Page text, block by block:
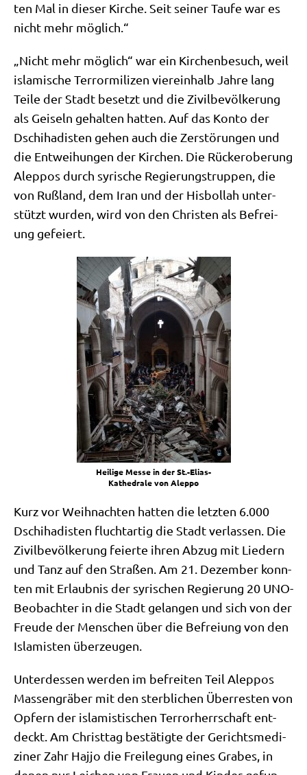
ten Mal in die­ser Kir­che. Seit sei­ner Tau­fe war es
nicht mehr möglich.“
„Nicht mehr mög­lich“ war ein Kir­chen­be­such, weil
isla­mi­sche Ter­ror­mi­li­zen vier­ein­halb Jah­re lang
Tei­le der Stadt besetzt und die Zivil­be­völ­ke­rung
als Gei­seln gehal­ten hat­ten. Auf das Kon­to der
Dschi­ha­di­sten gehen auch die Zer­stö­run­gen und
die Ent­wei­hun­gen der Kir­chen. Die Rück­erobe­rung
Alep­pos durch syri­sche Regie­rungs­trup­pen, die
von Ruß­land, dem Iran und der His­bol­lah unter­
stützt wur­den, wird von den Chri­sten als Befrei­
ung gefeiert.
Hei­li­ge Mes­se in der St.-Elias-
Kathedrale von Aleppo
Kurz vor Weih­nach­ten hat­ten die letz­ten 6.000
Dschi­ha­di­sten flucht­ar­tig die Stadt ver­las­sen. Die
Zivil­be­völ­ke­rung fei­er­te ihren Abzug mit Lie­dern
und Tanz auf den Stra­ßen. Am 21. Dezem­ber konn­
ten mit Erlaub­nis der syri­schen Regie­rung 20 UNO-
Beob­ach­ter in die Stadt gelan­gen und sich von der
Freu­de der Men­schen über die Befrei­ung von den
Isla­mi­sten überzeugen.
Unter­des­sen wer­den im befrei­ten Teil Alep­pos
Mas­sen­grä­ber mit den sterb­li­chen Über­re­sten von
Opfern der isla­mi­sti­schen Ter­ror­herr­schaft ent­
deckt. Am Christ­tag bestä­tig­te der Gerichts­me­di­
zi­ner Zahr Haj­jo die Frei­le­gung eines Gra­bes, in